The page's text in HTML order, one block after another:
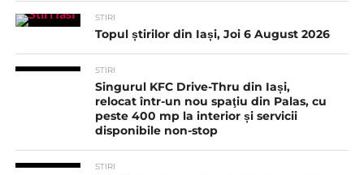
STIRI
Topul știrilor din Iași, Joi 6 August 2026
STIRI
Singurul KFC Drive-Thru din Iași,
relocat într-un nou spaţiu din Palas, cu
peste 400 mp la interior și servicii
disponibile non-stop
STIRI